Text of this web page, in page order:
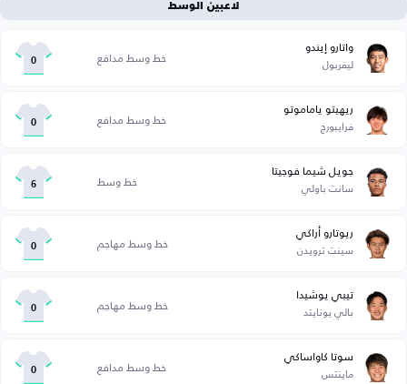
لاعبين الوسط
واتارو إيندو
ليفربول خط وسط مدافع 0
ريهيتو ياماموتو
فرايبورج خط وسط مدافع 0
جويل شيما فوجيتا
سانت باولي خط وسط 6
ريوتارو أراكي
سينت ترويدن خط وسط مهاجم 0
تيبي يوشيدا
بالي يونايتد خط وسط مهاجم 0
سوتا كاواساكي
ماينتس خط وسط مدافع 0